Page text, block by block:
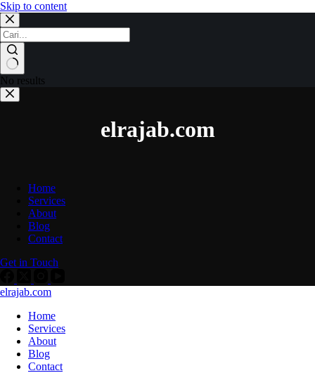
Skip to content
No results
elrajab.com
Home
Services
About
Blog
Contact
Get in Touch
elrajab.com
Home
Services
About
Blog
Contact